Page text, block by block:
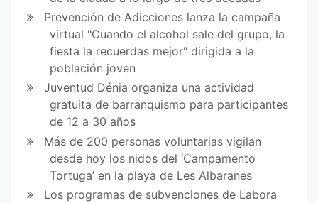
ce
bo
ok
itt
er
Prevención de Adicciones lanza la campaña
virtual "Cuando el alcohol sale del grupo, la
fiesta la recuerdas mejor" dirigida a la
población joven
Juventud Dénia organiza una actividad
gratuita de barranquismo para participantes
de 12 a 30 años
Más de 200 personas voluntarias vigilan
desde hoy los nidos del ‘Campamento
Tortuga’ en la playa de Les Albaranes
Los programas de subvenciones de Labora